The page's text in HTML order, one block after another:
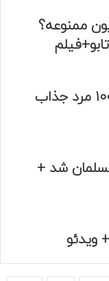
ممنوعه؟
خواننده محبوب ایرانی در لیست ۱۰۰ مرد جذاب
شد +
ویدئو